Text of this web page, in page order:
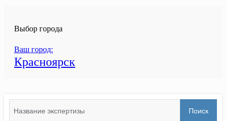
Выбор города
Ваш город:
Красноярск
for:
Поиск